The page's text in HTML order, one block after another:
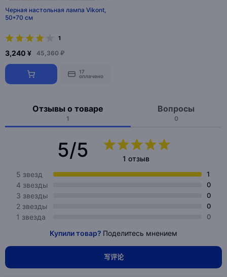
Черная настольная лампа Vikont,
50*70 см
1
3,240 ¥ 45,360 ₽
17
оплачено
Отзывы о товаре
1
Вопросы
0
5/5
1 отзыв
5 звезд
1
4 звезды 0
3 звезды 0
2 звезды 0
1 звезда 0
Купили товар? Поделитесь мнением
写评论